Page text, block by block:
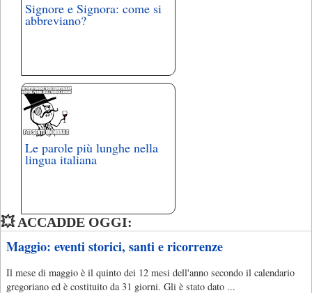
Signore e Signora: come si
abbreviano?
Le parole più lunghe nella
lingua italiana
💥 ACCADDE OGGI:
Maggio: eventi storici, santi e ricorrenze
Il mese di maggio è il quinto dei 12 mesi dell'anno secondo il calendario
gregoriano ed è costituito da 31 giorni. Gli è stato dato ...